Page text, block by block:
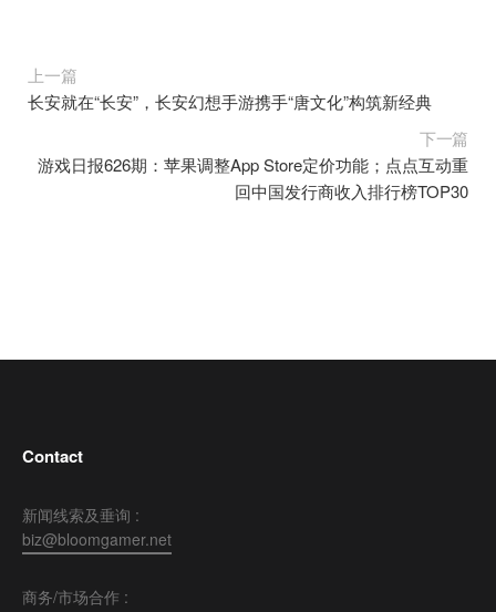
上一篇
长安就在“长安”，长安幻想手游携手“唐文化”构筑新经典
下一篇
游戏日报626期：苹果调整App Store定价功能；点点互动重
回中国发行商收入排行榜TOP30
Contact
新闻线索及垂询 :
biz@bloomgamer.net
商务/市场合作 :